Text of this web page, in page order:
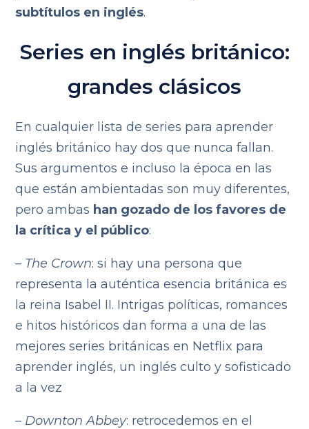
subtítulos en inglés.
Series en inglés británico:
grandes clásicos
En cualquier lista de series para aprender
inglés británico hay dos que nunca fallan.
Sus argumentos e incluso la época en las
que están ambientadas son muy diferentes,
pero ambas han gozado de los favores de
la crítica y el público:
– The Crown: si hay una persona que
representa la auténtica esencia británica es
la reina Isabel II. Intrigas políticas, romances
e hitos históricos dan forma a una de las
mejores series británicas en Netflix para
aprender inglés, un inglés culto y sofisticado
a la vez
– Downton Abbey: retrocedemos en el